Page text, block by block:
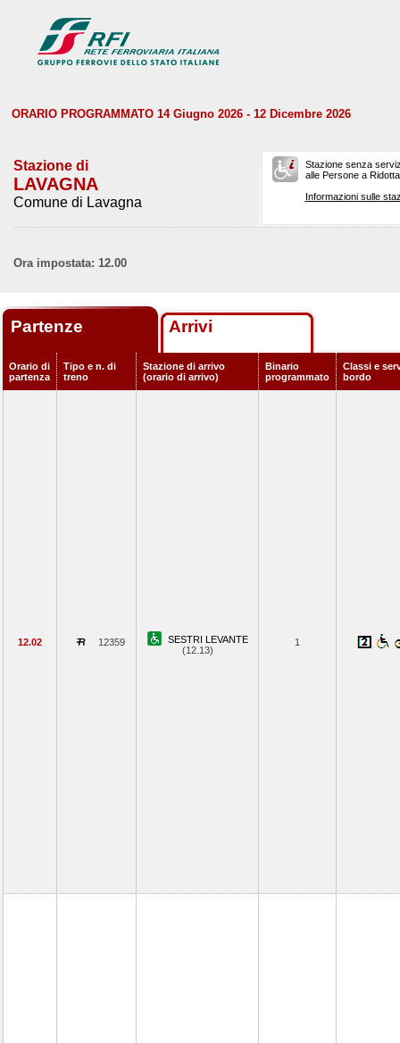
ORARIO PROGRAMMATO 14 Giugno 2026 - 12 Dicembre 2026
Stazione di
LAVAGNA
Comune di Lavagna
Stazione senza
alle Persone a
Informazioni sulle
Ora impostata: 12.00
Partenze Arrivi
Orario di
partenza
Tipo e n. di
treno
Stazione di arrivo
(orario di arrivo)
Binario
programmato
Classi e
bordo
12.02 12359
SESTRI LEVANTE
(12.13)
1